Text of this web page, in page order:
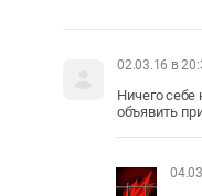
02.03.16 в
Ничего себе
объявить